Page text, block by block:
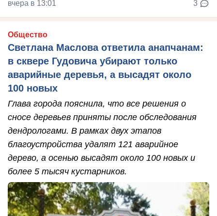
вчера в 13:01 3
Общество
Светлана Маслова ответила анапчанам:
в сквере Гудовича убирают только
аварийные деревья, а высадят около
100 новых
Глава города пояснила, что все решения о
сносе деревьев приняты после обследования
дендрологами. В рамках двух этапов
благоустройства удалят 121 аварийное
дерево, а осенью высадят около 100 новых и
более 5 тысяч кустарников.